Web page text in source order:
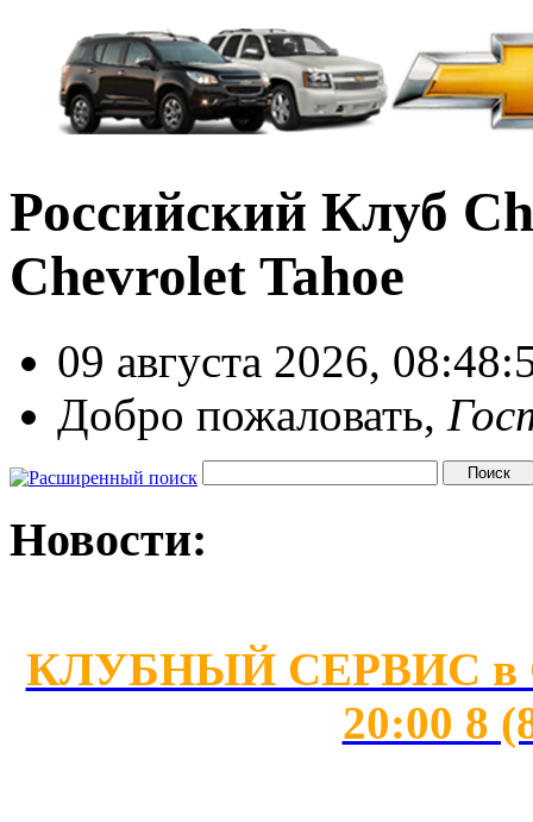
Российский Клуб
Chevrolet Tahoe
09 августа 2026,
Добро пожаловать,
Новости:
КЛУБНЫЙ СЕРВИС в
20:00 8